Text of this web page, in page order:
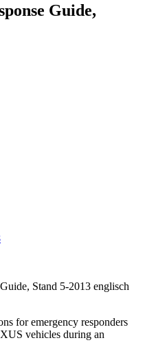
Guide,
Stand 5-2013 englisch
for emergency responders
vehicles during an